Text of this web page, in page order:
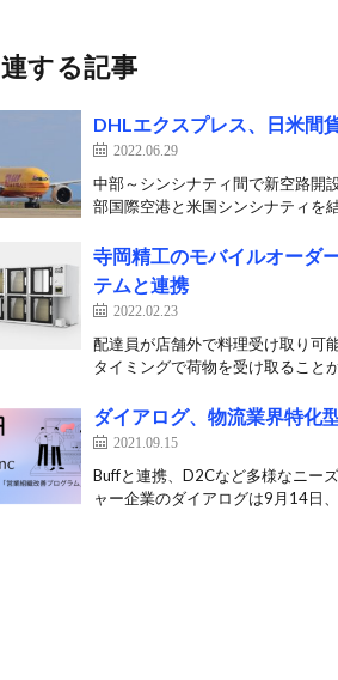
関連する記事
DHLエクスプレス、日米間
2022.06.29
中部～シンシナティ間で新空路開
部国際空港と米国シンシナティを
寺岡精工のモバイルオーダ
テムと連携
2022.02.23
配達員が店舗外で料理受け取り可
タイミングで荷物を受け取ること
ダイアログ、物流業界特化
2021.09.15
Buffと連携、D2Cなど多様なニー
ャー企業のダイアログは9月14日